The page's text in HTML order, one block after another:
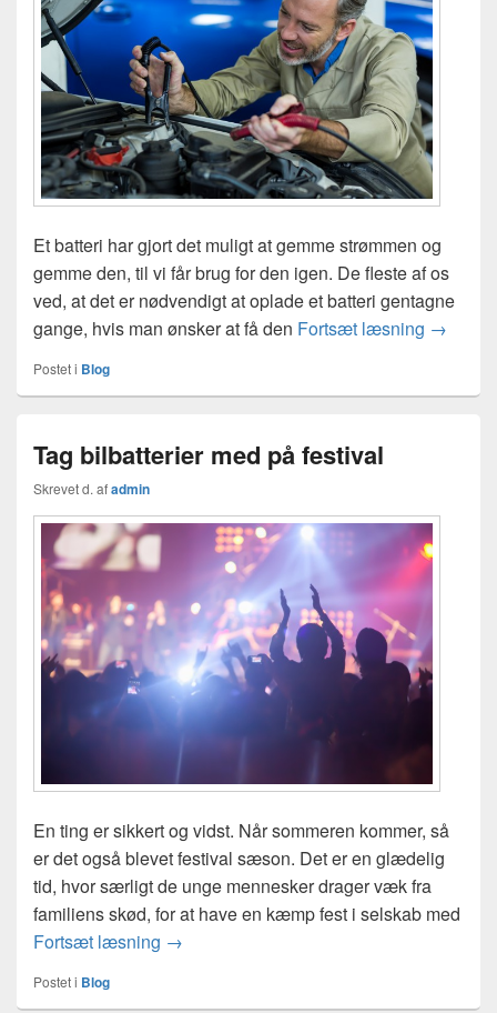
Et batteri har gjort det muligt at gemme strømmen og
gemme den, til vi får brug for den igen. De fleste af os
ved, at det er nødvendigt at oplade et batteri gentagne
gange, hvis man ønsker at få den Fortsæt læsning →
Postet i Blog
Tag bilbatterier med på festival
Skrevet d. afadmin
En ting er sikkert og vidst. Når sommeren kommer, så
er det også blevet festival sæson. Det er en glædelig
tid, hvor særligt de unge mennesker drager væk fra
familiens skød, for at have en kæmp fest i selskab med
Fortsæt læsning Tag bilbatterier med på festival
→
Postet i Blog